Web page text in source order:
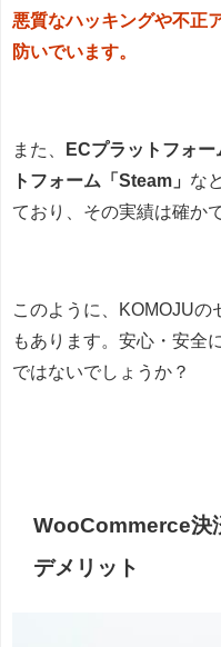
悪質なハッキングや不正
防いでいます。
また、 ECプラットフォー
トフォーム「Steam」 な
ており、その実績は確か
このように、KOMOJU
もあります。安心・安全
ではないでしょうか？
WooCommerce決
デメリット